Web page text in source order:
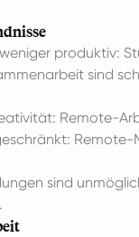
produktiv:
sind
Remote-
sind